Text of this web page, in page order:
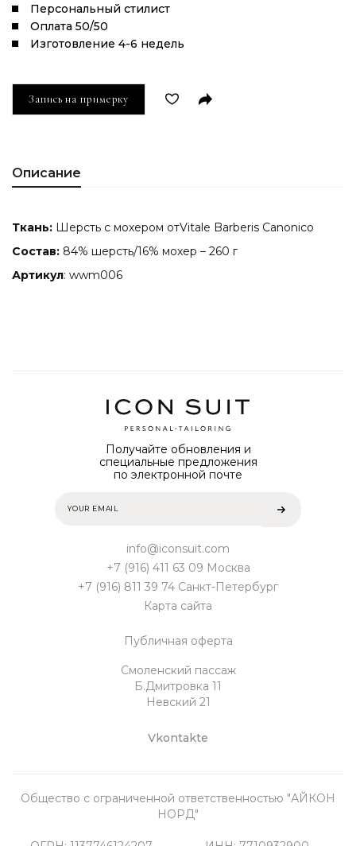
Персональный стилист
Оплата 50/50
Изготовление 4-6 недель
Запись на примерку
Описание
Ткань: Шерсть с мохером отVitale Barberis Canonico
Состав: 84% шерсть/16% мохер – 260 г
Артикул: wwm006
Получайте обновления и
специальные предложения
по электронной почте
info@iconsuit.com
+7 (916) 411 63 09 Москва
+7 (916) 811 39 74 Санкт-Петербург
Карта сайта
Публичная оферта
Смоленский пассаж
Б.Дмитровка 11
Невский 21
Vkontakte
Общество с ограниченной ответственностью "АЙКОН
НОРД"